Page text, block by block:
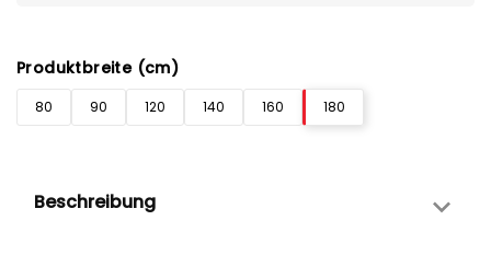
Produktbreite (cm)
80 90 120 140 160 180
Beschreibung